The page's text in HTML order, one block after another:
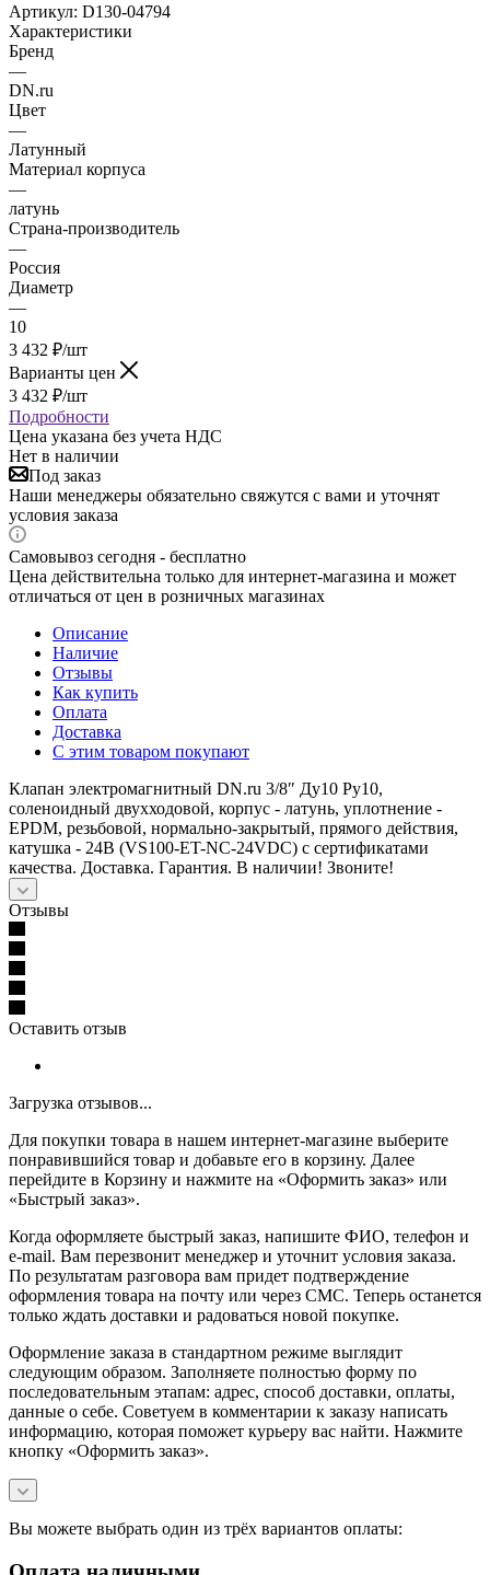
Артикул: D130-04794
Характеристики
Бренд
—
DN.ru
Цвет
—
Латунный
Материал корпуса
—
латунь
Страна-производитель
—
Россия
Диаметр
—
10
3 432 ₽/шт
Варианты цен
3 432 ₽/шт
Подробности
Цена указана без учета НДС
Нет в наличии
Под заказ
Наши менеджеры обязательно свяжутся с вами и уточнят
условия заказа
Самовывоз сегодня - бесплатно
Цена действительна только для интернет-магазина и может
отличаться от цен в розничных магазинах
Описание
Наличие
Отзывы
Как купить
Оплата
Доставка
С этим товаром покупают
Клапан электромагнитный DN.ru 3/8″ Ду10 Ру10,
соленоидный двухходовой, корпус - латунь, уплотнение -
EPDM, резьбовой, нормально-закрытый, прямого действия,
катушка - 24В (VS100-ET-NC-24VDC) с сертификатами
качества. Доставка. Гарантия. В наличии! Звоните!
Отзывы
Оставить отзыв
Загрузка отзывов...
Для покупки товара в нашем интернет-магазине выберите
понравившийся товар и добавьте его в корзину. Далее
перейдите в Корзину и нажмите на «Оформить заказ» или
«Быстрый заказ».
Когда оформляете быстрый заказ, напишите ФИО, телефон и
e-mail. Вам перезвонит менеджер и уточнит условия заказа.
По результатам разговора вам придет подтверждение
оформления товара на почту или через СМС. Теперь останется
только ждать доставки и радоваться новой покупке.
Оформление заказа в стандартном режиме выглядит
следующим образом. Заполняете полностью форму по
последовательным этапам: адрес, способ доставки, оплаты,
данные о себе. Советуем в комментарии к заказу написать
информацию, которая поможет курьеру вас найти. Нажмите
кнопку «Оформить заказ».
Вы можете выбрать один из трёх вариантов оплаты: